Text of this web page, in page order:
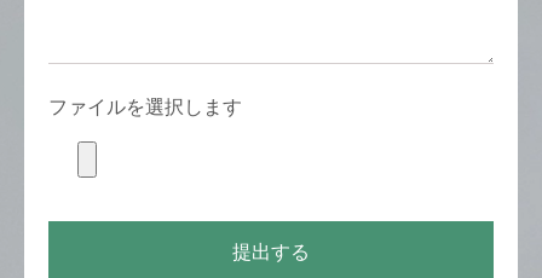
ファイルを選択します
提出する